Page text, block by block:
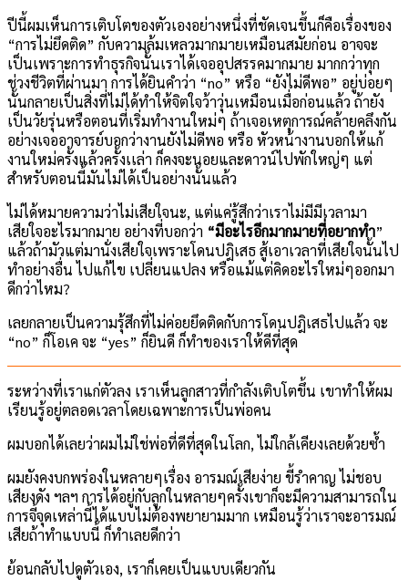
ปีนี้ผมเห็นการเติบโตของตัวเองอย่างหนึ่งที่ชัดเจนขึ้นก็คือเรื่องของ
“การไม่ยึดติด” กับความล้มเหลวมากมายเหมือนสมัยก่อน อาจจะ
เป็นเพราะการทำธุรกิจนั้นเราได้เจออุปสรรคมากมาย มากกว่าทุก
ช่วงชีวิตที่ผ่านมา การได้ยินคำว่า “no” หรือ “ยังไม่ดีพอ” อยู่บ่อยๆ
นั้นกลายเป็นสิ่งที่ไม่ได้ทำให้จิตใจว้าวุ่นเหมือนเมื่อก่อนแล้ว ถ้ายัง
เป็นวัยรุ่นหรือตอนที่เริ่มทำงานใหม่ๆ ถ้าเจอเหตุการณ์คล้ายคลึงกัน
อย่างเจออาจารย์บอกว่างานยังไม่ดีพอ หรือ หัวหน้างานบอกให้แก้
งานใหม่ครั้งแล้วครั้งเเล่า ก็คงจะนอยและดาวน์ไปพักใหญ่ๆ แต่
สำหรับตอนนี้มันไม่ได้เป็นอย่างนั้นแล้ว
ไม่ได้หมายความว่าไม่เสียใจนะ, แต่แค่รู้สึกว่าเราไม่มีมีเวลามา
เสียใจอะไรมากมาย อย่างที่บอกว่า “มีอะไรอีกมากมายที่อยากทำ”
แล้วถ้ามัวแต่มานั่งเสียใจเพราะโดนปฎิเสธ สู้เอาเวลาที่เสียใจนั้นไป
ทำอย่างอื่น ไปแก้ไข เปลี่ยนแปลง หรือแม้แต่คิดอะไรใหม่ๆออกมา
ดีกว่าไหม?
เลยกลายเป็นความรุ้สึกที่ไม่ค่อยยึดติดกับการโดนปฎิเสธไปแล้ว จะ
“no” ก็โอเค จะ “yes” ก็ยินดี ก็ทำของเราให้ดีที่สุด
ระหว่างที่เราแก่ตัวลง เราเห็นลูกสาวที่กำลังเติบโตขึ้น เขาทำให้ผม
เรียนรู้อยู่ตลอดเวลาโดยเฉพาะการเป็นพ่อคน
ผมบอกได้เลยว่าผมไม่ใช่พ่อที่ดีที่สุดในโลก, ไม่ใกล้เคียงเลยด้วยซ้ำ
ผมยังคงบกพร่องในหลายๆเรื่อง อารมณ์เสียง่าย ขี้รำคาญ ไม่ชอบ
เสียงดัง ฯลฯ การได้อยู่กับลูกในหลายๆครั้งเขาก็จะมีความสามารถใน
การจี้จุดเหล่านี้ได้แบบไม่ต้องพยายามมาก เหมือนรู้ว่าเราจะอารมณ์
เสียถ้าทำแบบนี้ ก็ทำเลยดีกว่า
ย้อนกลับไปดูตัวเอง, เราก็เคยเป็นแบบเดียวกัน